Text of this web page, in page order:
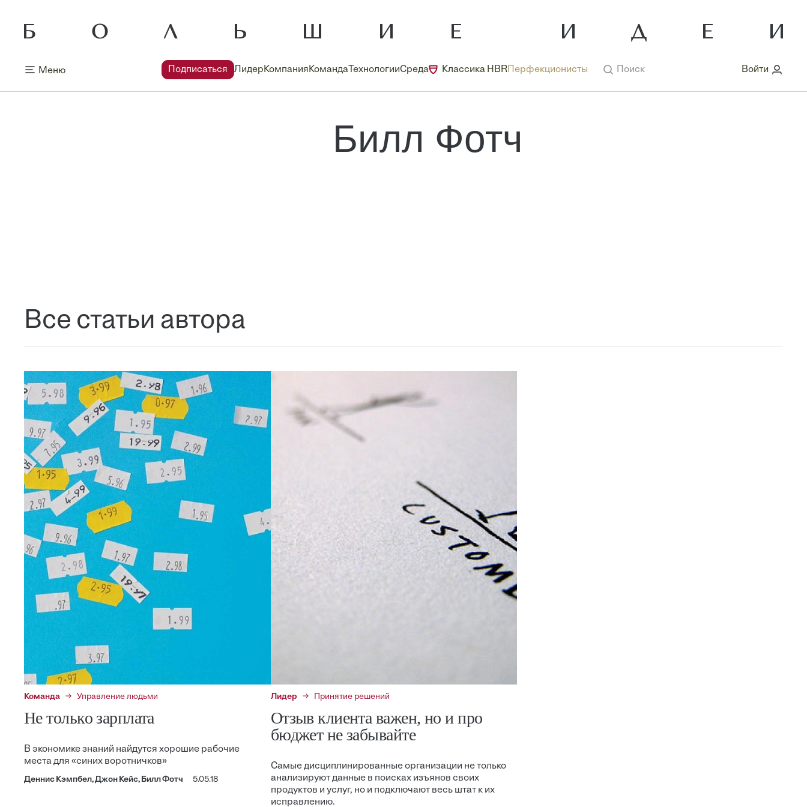
Меню Подписаться ЛидерКомпанияКоманда ТехнологииСреда Классика HBR Перфекционисты Поиск Войти
Билл Фотч
Все статьи автора
Команда Управление людьми
Не только зарплата
В экономике знаний найдутся хорошие рабочие
места для «синих воротничков»
Деннис Кэмпбел, Джон Кейс, Билл Фотч 5.05.18
Лидер Принятие решений
Отзыв клиента важен, но и про
бюджет не забывайте
Самые дисциплинированные организации не только
анализируют данные в поисках изъянов своих
продуктов и услуг, но и подключают весь штат к их
исправлению.